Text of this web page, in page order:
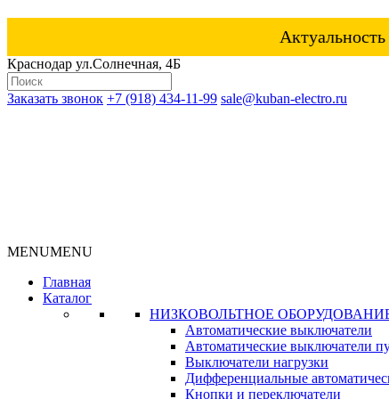
Краснодар ул.Солнечная, 4Б
Заказать звонок +7 (918) 434-11-99 sale@kuban-electro.ru
MENUMENU
Главная
Каталог
НИЗКОВОЛЬТНОЕ
Автоматические выключатели
Автоматические выключатели
Выключатели нагрузки
Дифференциальные
Кнопки и переключатели